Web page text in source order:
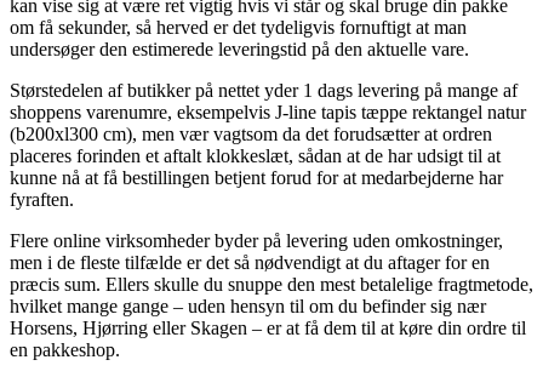
kan vise sig at være ret vigtig hvis vi står og skal bruge din pakke
om få sekunder, så herved er det tydeligvis fornuftigt at man
undersøger den estimerede leveringstid på den aktuelle vare.
Størstedelen af butikker på nettet yder 1 dags levering på mange af
shoppens varenumre, eksempelvis J-line tapis tæppe rektangel natur
(b200xl300 cm), men vær vagtsom da det forudsætter at ordren
placeres forinden et aftalt klokkeslæt, sådan at de har udsigt til at
kunne nå at få bestillingen betjent forud for at medarbejderne har
fyraften.
Flere online virksomheder byder på levering uden omkostninger,
men i de fleste tilfælde er det så nødvendigt at du aftager for en
præcis sum. Ellers skulle du snuppe den mest betalelige fragtmetode,
hvilket mange gange – uden hensyn til om du befinder sig nær
Horsens, Hjørring eller Skagen – er at få dem til at køre din ordre til
en pakkeshop.